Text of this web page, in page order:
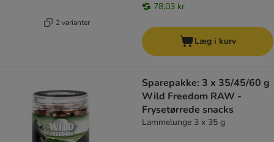
2 varianter
78,03 kr
Læg i kurv
Sparepakke: 3 x 35/45/60 g
Wild Freedom RAW -
Frysetørrede snacks
Lammelunge 3 x 35 g